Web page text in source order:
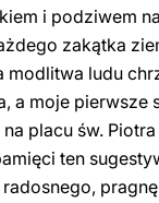
i podziwem
zakątka
modlitwa ludu
a moje pierwsze
placu św. Piotra
ten